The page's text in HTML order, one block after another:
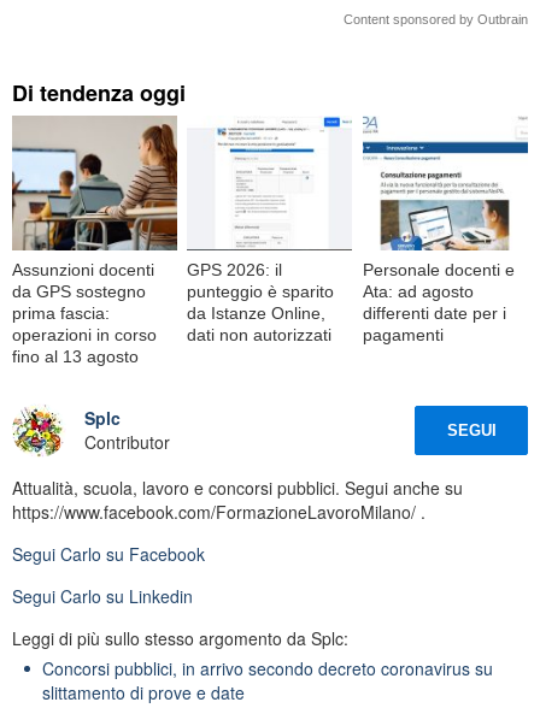
Content sponsored by Outbrain
Di tendenza oggi
Assunzioni docenti
da GPS sostegno
prima fascia:
operazioni in corso
fino al 13 agosto
GPS 2026: il
punteggio è sparito
da Istanze Online,
dati non autorizzati
Personale docenti e
Ata: ad agosto
differenti date per i
pagamenti
Splc
Contributor
SEGUI
Attualità, scuola, lavoro e concorsi pubblici. Segui anche su
https://www.facebook.com/FormazioneLavoroMilano/ .
Segui Carlo su Facebook
Segui Carlo su Linkedin
Leggi di più sullo stesso argomento da Splc:
Concorsi pubblici, in arrivo secondo decreto coronavirus su
slittamento di prove e date